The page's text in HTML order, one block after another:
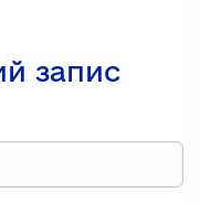
запис